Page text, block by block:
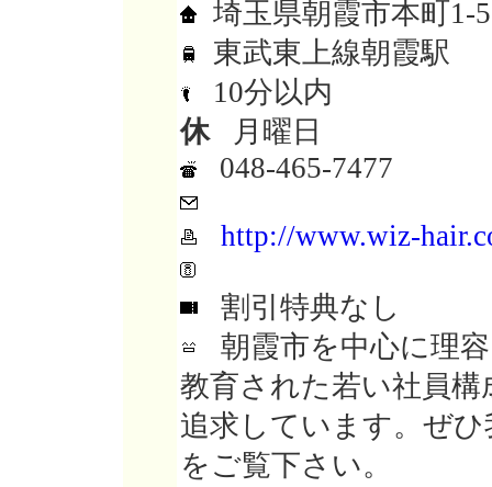
埼玉県朝霞市本町1-
東武東上線朝霞駅
10分以内
休月曜日
048-465-7477
http://www.wiz-
割引特典なし
朝霞市を中心に理
教育された若い社員
追求しています。ぜ
をご覧下さい。